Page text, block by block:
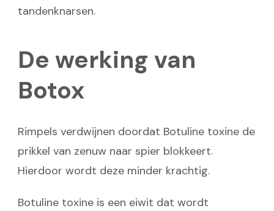
tandenknarsen.
De werking van
Botox
Rimpels verdwijnen doordat Botuline toxine de
prikkel van zenuw naar spier blokkeert.
Hierdoor wordt deze minder krachtig.
Botuline toxine is een eiwit dat wordt